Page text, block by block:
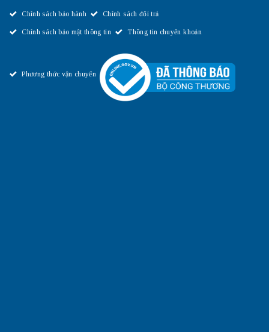
Chính sách bảo hành Chính sách đổi trả
Chính sách bảo mật thông tin Thông tin chuyển khoản
Phương thức vận chuyển